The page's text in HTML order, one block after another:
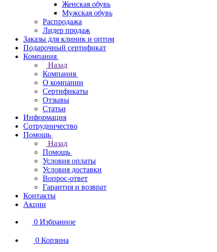
Женская обувь
Мужская обувь
Распродажа
Лидер продаж
Заказы для клиник и оптом
Подарочный сертификат
Компания
Назад
Компания
О компании
Сертификаты
Отзывы
Статьи
Информация
Сотрудничество
Помощь
Назад
Помощь
Условия оплаты
Условия доставки
Вопрос-ответ
Гарантия и возврат
Контакты
Акции
0 Избранное
0 Корзина